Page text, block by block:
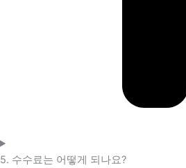
5. 수수료는 어떻게 되나요?